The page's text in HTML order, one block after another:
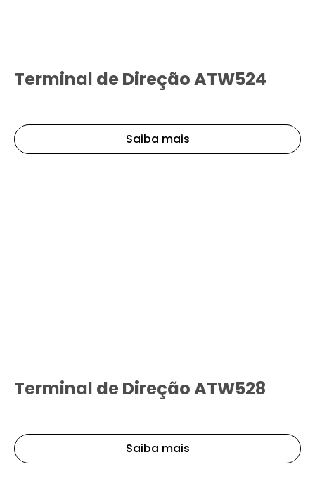
Terminal de Direção ATW524
Saiba mais
Terminal de Direção ATW528
Saiba mais